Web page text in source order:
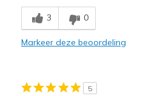
Comfortable
Durable
Minpunten
3 0
Markeer deze beoordeling
5